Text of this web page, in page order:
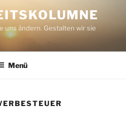
uns ändern. Gestalten wir sie
Menü